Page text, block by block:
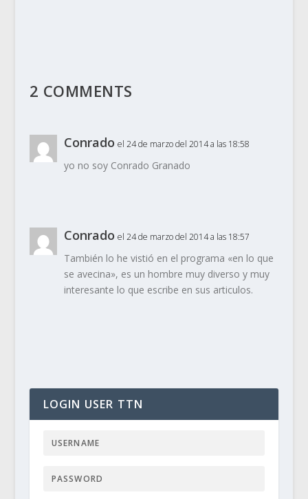
2 COMMENTS
Conrado el 24 de marzo del 2014 a las 18:58
yo no soy Conrado Granado
Conrado el 24 de marzo del 2014 a las 18:57
También lo he vistió en el programa «en lo que
se avecina», es un hombre muy diverso y muy
interesante lo que escribe en sus articulos.
LOGIN USER TTN